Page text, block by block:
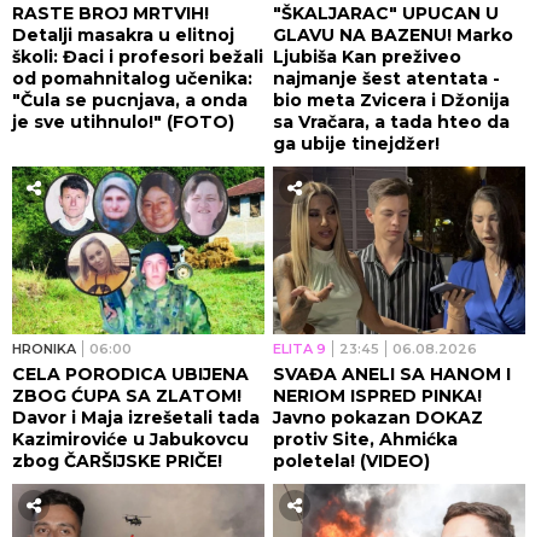
RASTE BROJ MRTVIH!
Detalji masakra u elitnoj
školi: Đaci i profesori bežali
od pomahnitalog učenika:
"Čula se pucnjava, a onda
je sve utihnulo!" (FOTO)
"ŠKALJARAC" UPUCAN U
GLAVU NA BAZENU! Marko
Ljubiša Kan preživeo
najmanje šest atentata -
bio meta Zvicera i Džonija
sa Vračara, a tada hteo da
ga ubije tinejdžer!
HRONIKA 06:00
CELA PORODICA UBIJENA
ZBOG ĆUPA SA ZLATOM!
Davor i Maja izrešetali tada
Kazimiroviće u Jabukovcu
zbog ČARŠIJSKE PRIČE!
ELITA 9 23:45 06.08.2026
SVAĐA ANELI SA HANOM I
NERIOM ISPRED PINKA!
Javno pokazan DOKAZ
protiv Site, Ahmićka
poletela! (VIDEO)